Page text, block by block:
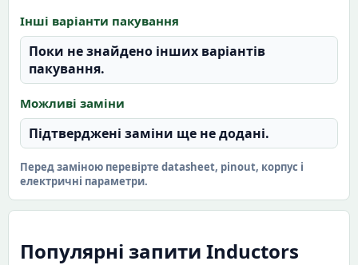
Інші варіанти пакування
Поки не знайдено інших варіантів
пакування.
Можливі заміни
Підтверджені заміни ще не додані.
Перед заміною перевірте datasheet, pinout, корпус і
електричні параметри.
Популярні запити Inductors